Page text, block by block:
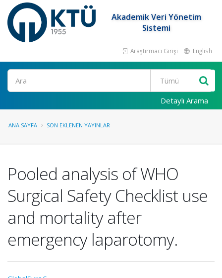
Akademik Veri Yönetim
Sistemi
Araştırmacı Girişi English
Ara
Detaylı Arama
ANA SAYFA SON EKLENEN YAYINLAR
Pooled analysis of WHO
Surgical Safety Checklist use
and mortality after
emergency laparotomy.